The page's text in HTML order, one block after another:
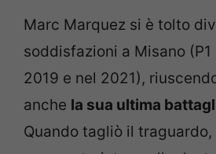
Marc Marquez si è tolto
soddisfazioni a Misano (P1
2019 e nel 2021),
anche la sua ultima
Quando tagliò il